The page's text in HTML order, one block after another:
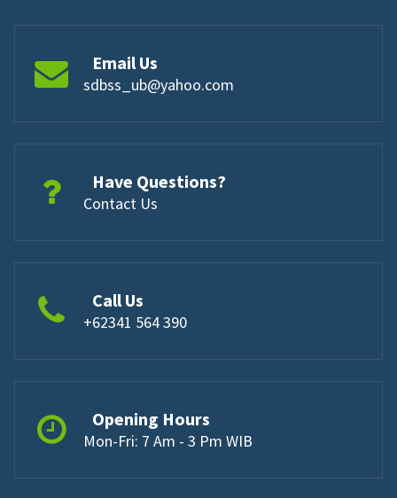
Email Us
sdbss_ub@yahoo.com
Have Questions?
Contact Us
Call Us
+62341 564 390
Opening Hours
Mon-Fri: 7 Am - 3 Pm WIB